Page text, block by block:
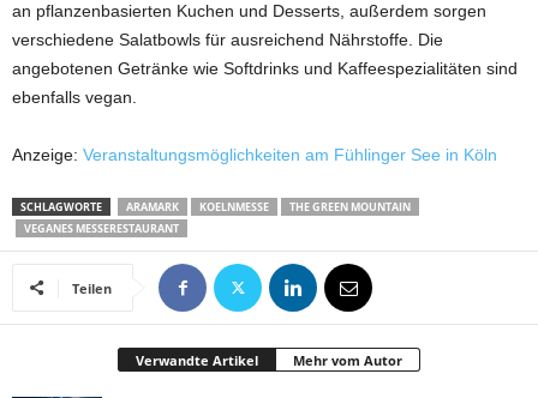
an pflanzenbasierten Kuchen und Desserts, außerdem sorgen
verschiedene Salatbowls für ausreichend Nährstoffe. Die
angebotenen Getränke wie Softdrinks und Kaffeespezialitäten sind
ebenfalls vegan.
Anzeige: Veranstaltungsmöglichkeiten am Fühlinger See in Köln
SCHLAGWORTE ARAMARK KOELNMESSE
THE GREEN MOUNTAIN
VEGANES MESSERESTAURANT
Teilen
Verwandte Artikel Mehr vom Autor